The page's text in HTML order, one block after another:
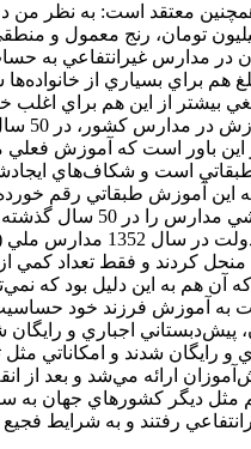
ميليون تومان، رنج معمول و
در مدارس غيرانتفاعي به
هم براي بسياري از
کشور، در 50 سال اخير بي‌سابقه است
اين باور است که آموزش
است و شکاف‌هاي
اين آموزش طبقاتي رقم
فعلي آموزشي مدارس
مصوبه دولت در سال
منحل کردند و فقط تعداد کمي
آن هم به اين دليل بود که
به آموزش فرزند خود حساسيت
پيش‌دبستاني اجباري و
و رايگان شدند و امکاناتي
ارائه مي‌شد و بعد از
مثل ديگر کشورهاي جهان
رفتند و به شرايط